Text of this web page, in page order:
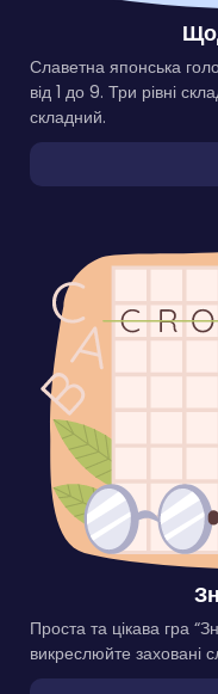
Славетна японська
від 1 до 9. Три рівні
складний.
Проста та цікава гра
викреслюйте заховані